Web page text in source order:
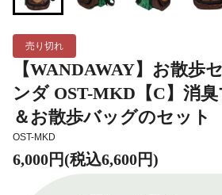
売り切れ
【WANDAWAY】お散歩
ンダ OST-MKD【C】消
＆お散歩バッグのセット
OST-MKD
6,000円(税込6,600円)